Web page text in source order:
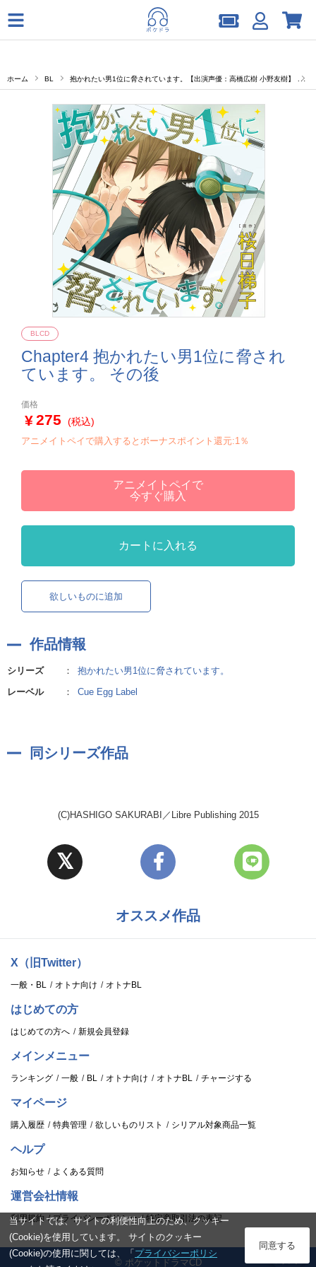
ホーム BL 抱かれたい男1位に脅されています。【出演声優：高橋広樹 小野友樹】
Chapter4 抱かれたい男1位に脅され
ています。 その後
BLCD
価格
275 (税込)
アニメイトペイで購入するとボーナスポイント還元:1％
アニメイトペイで
今すぐ購入
カートに入れる
欲しいものに追加
作品情報
シリーズ ：
抱かれたい男1位に脅されています。
レーベル
： Cue Egg Label
同シリーズ作品
(C)HASHIGO SAKURABI／Libre Publishing 2015
オススメ作品
X（旧Twitter）
一般・BL オトナ向け オトナBL
はじめての方
はじめての方へ 新規会員登録
メインメニュー
ランキング 一般 BL オトナ向け オトナBL チャージする
マイページ
購入履歴 特典管理 欲しいものリスト シリアル対象商品一覧
ヘルプ
お知らせ よくある質問
運営会社情報
利用規約 プライバシーポリシー 特定商取引法の表記
© ポケットドラマCD
当サイトでは、サイトの利便性向上のため、クッキー
(Cookie)を使用しています。 サイトのクッキー
(Cookie)の使用に関しては、「 プライバシーポリシ
同意する